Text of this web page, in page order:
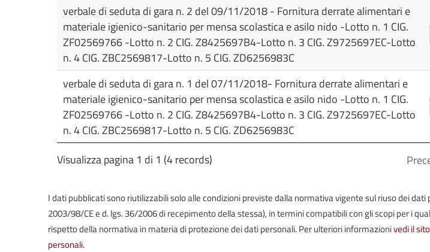
Amministrazione
Trasparente
Consiglieri
verbale di seduta di gara n. 2 del 09/11/2018 - Fornitura derrate alimentari e
materiale igienico-sanitario per mensa scolastica e asilo nido -Lotto n. 1 CIG.
ZF02569766 -Lotto n. 2 CIG. Z8425697B4-Lotto n. 3 CIG. Z9725697EC-Lotto
n. 4 CIG. ZBC2569817-Lotto n. 5 CIG. ZD6256983C
verbale di seduta di gara n. 1 del 07/11/2018- Fornitura derrate alimentari e
materiale igienico-sanitario per mensa scolastica e asilo nido -Lotto n. 1 CIG.
ZF02569766 -Lotto n. 2 CIG. Z8425697B4-Lotto n. 3 CIG. Z9725697EC-Lotto
n. 4 CIG. ZBC2569817-Lotto n. 5 CIG. ZD6256983C
Visualizza pagina 1 di 1 (4 records)
I dati pubblicati sono riutilizzabili solo alle condizioni previste dalla normativa vigente sul riuso dei
2003/98/CE e d. lgs. 36/2006 di recepimento della stessa), in termini compatibili con gli scopi per i
rispetto della normativa in materia di protezione dei dati personali. Per ulteriori informazionivedi il
personali.